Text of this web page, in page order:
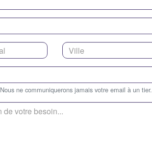
Nous ne communiquerons jamais votre email à un tier.